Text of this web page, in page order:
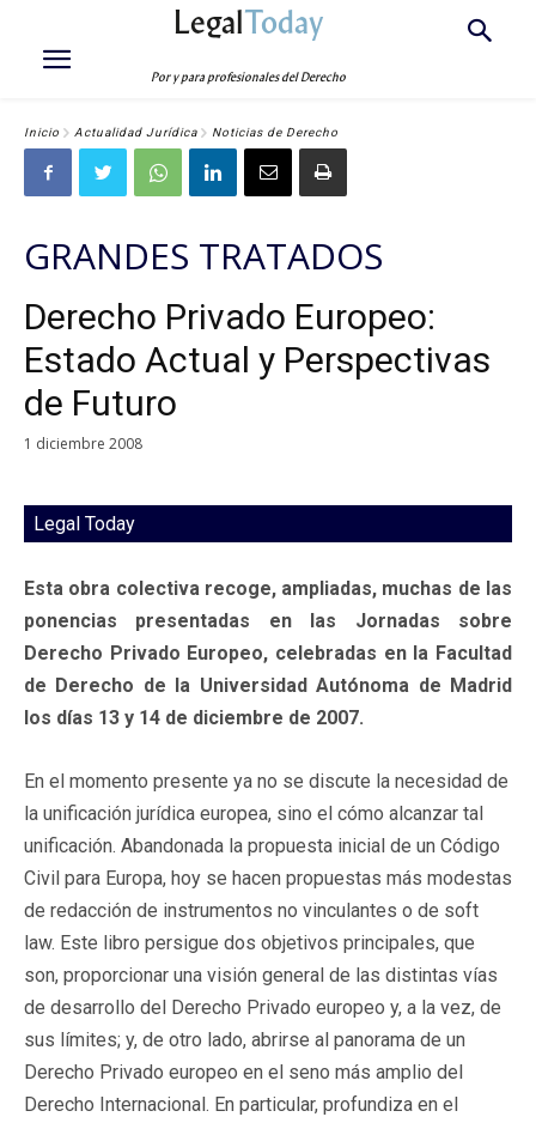
LegalToday
Por y para profesionales del Derecho
Inicio Actualidad Jurídica Noticias de Derecho
GRANDES TRATADOS
Derecho Privado Europeo:
Estado Actual y Perspectivas
de Futuro
1 diciembre 2008
Legal Today
Esta obra colectiva recoge, ampliadas, muchas de las
ponencias presentadas en las Jornadas sobre
Derecho Privado Europeo, celebradas en la Facultad
de Derecho de la Universidad Autónoma de Madrid
los días 13 y 14 de diciembre de 2007.
En el momento presente ya no se discute la necesidad de
la unificación jurídica europea, sino el cómo alcanzar tal
unificación. Abandonada la propuesta inicial de un Código
Civil para Europa, hoy se hacen propuestas más modestas
de redacción de instrumentos no vinculantes o de soft
law. Este libro persigue dos objetivos principales, que
son, proporcionar una visión general de las distintas vías
de desarrollo del Derecho Privado europeo y, a la vez, de
sus límites; y, de otro lado, abrirse al panorama de un
Derecho Privado europeo en el seno más amplio del
Derecho Internacional. En particular, profundiza en el